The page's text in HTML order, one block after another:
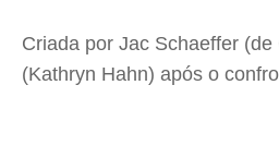
Criada por Jac Schaeffer
(Kathryn Hahn) após o